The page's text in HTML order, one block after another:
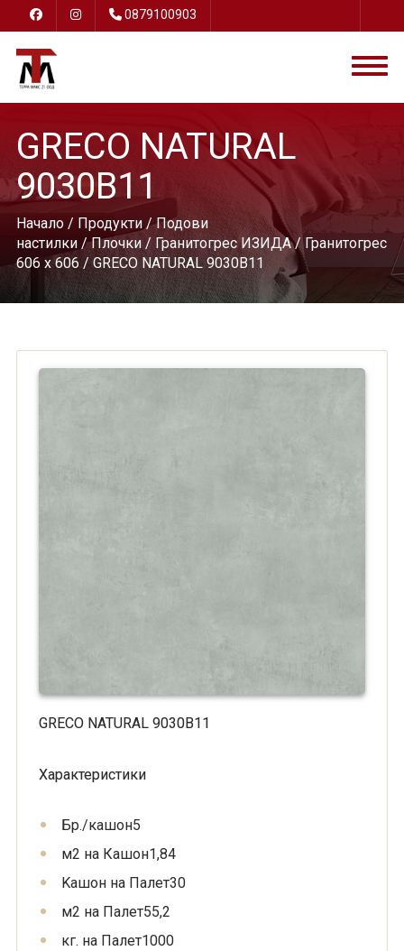
0879100903
GRECO NATURAL
9030B11
Начало/ Продукти/Подови
настилки/Плочки/Гранитогрес ИЗИДА/Гранитогрес
606 х 606/ GRECO NATURAL 9030B11
GRECO NATURAL 9030B11
Характеристики
Бр./кашон5
м2 на Кашон1,84
Kашон на Палет30
м2 на Палет55,2
кг. на Палет1000